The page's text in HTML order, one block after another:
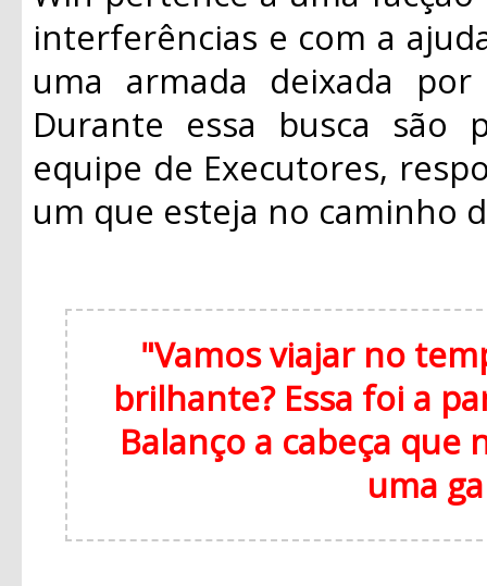
interferências e com a
uma armada deixada
Durante essa busca são
equipe de Executores,
um que esteja no caminho
"Vamos viajar no
brilhante? Essa foi a
Balanço a cabeça
uma